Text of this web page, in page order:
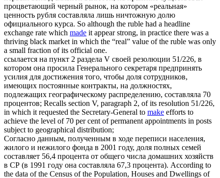
процветающий черный рынок, на котором «реальная»
ценность рубля составляла лишь ничтожную долю
официального курса. So although the ruble had a headline
exchange rate which made it appear strong, in practice there was a
thriving black market in which the “real” value of the ruble was only
a small fraction of its official one.
ссылается на пункт 2 раздела V своей резолюции 51/226, в
котором она просила Генерального секретаря предпринять
усилия для достижения того, чтобы доля сотрудников,
имеющих постоянные контракты, на должностях,
подлежащих географическому распределению, составляла 70
процентов; Recalls section V, paragraph 2, of its resolution 51/226,
in which it requested the Secretary-General to make efforts to
achieve the level of 70 per cent of permanent appointments in posts
subject to geographical distribution;
Согласно данным, полученным в ходе переписи населения,
жилого и нежилого фонда в 2001 году, доля полных семей
составляет 56,4 процента от общего числа домашних хозяйств
в СР (в 1991 году она составляла 67,3 процента). According to
the data of the Census of the Population, Houses and Dwellings of